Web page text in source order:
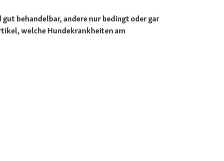
behandelbar, andere nur bedingt oder gar
welche Hundekrankheiten am